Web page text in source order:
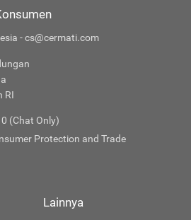
- cs@cermati.com
RI
(Chat Only)
Protection and Trade
Lainnya